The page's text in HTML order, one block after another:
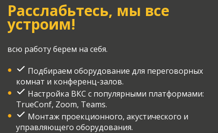
Расслабьтесь, мы все
устроим!
всю работу берем на себя.
Подбираем оборудование для переговорных
комнат и конференц-залов.
Настройка ВКС с популярными платформами:
TrueConf, Zoom, Teams.
Монтаж проекционного, акустического и
управляющего оборудования.